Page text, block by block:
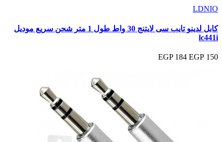
LDNIO
كابل لدينو تايب سى لايتنج 30 واط طول 1 متر شحن سريع موديل
lc441i
150 EGP
184 EGP